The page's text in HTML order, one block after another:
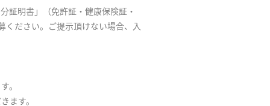
証明書」（免許証・健康保険証・
ください。ご提示頂けない場合、入
。
ます。